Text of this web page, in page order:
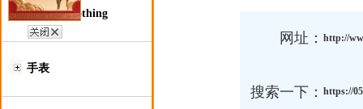
服装类-Clothing
手表
网址： http://
搜索一下： https://